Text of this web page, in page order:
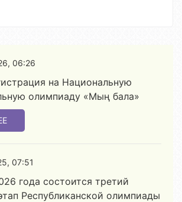
06:26
на Национальную
олимпиаду «Мың бала»
07:51
года состоится третий
Республиканской олимпиады